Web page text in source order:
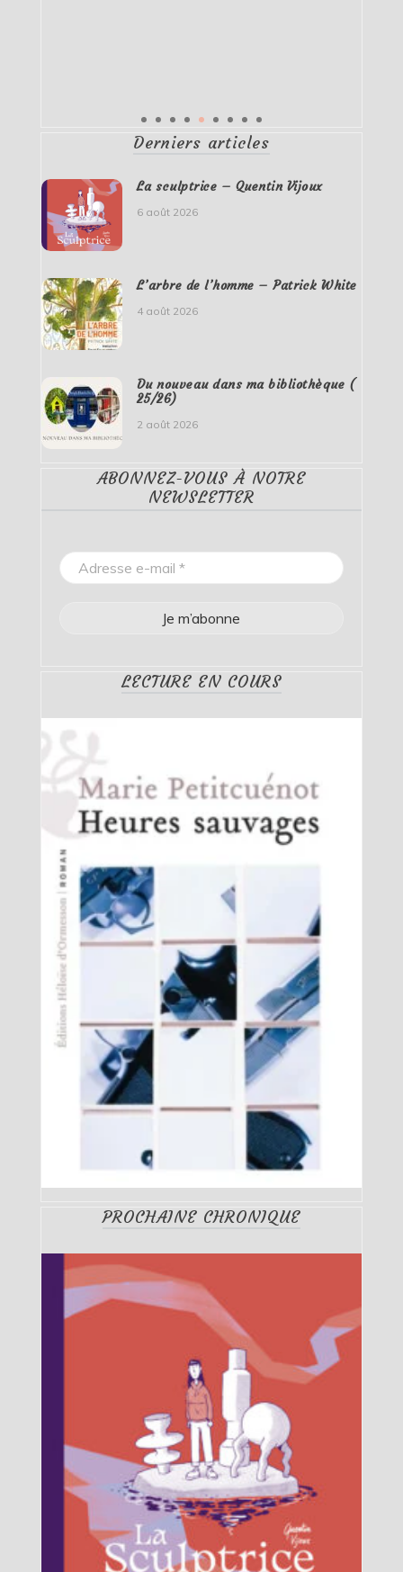
Derniers articles
La sculptrice – Quentin Vijoux
6 août 2026
L’arbre de l’homme – Patrick White
4 août 2026
Du nouveau dans ma bibliothèque (
25/26)
2 août 2026
ABONNEZ-VOUS À NOTRE
NEWSLETTER
LECTURE EN COURS
PROCHAINE CHRONIQUE